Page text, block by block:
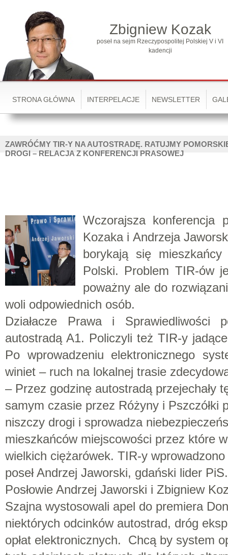
Zbigniew Kozak
poseł na sejm Rzeczypospolitej Polskiej V i VI
kadencji
STRONA GŁÓWNA INTERPELACJE NEWSLETTER
ZAWRÓĆMY TIR-Y NA AUTOSTRADĘ. RATUJMY
DROGI – RELACJA Z KONFERENCJI PRASOWEJ
Wczorajsza konferencja
Kozaka i Andrzeja
borykają się
Polski. Problem TIR-ów
poważny ale do
woli odpowiednich osób.
Działacze Prawa i Sprawiedliwości
autostradą A1. Policzyli też TIR-y
Po wprowadzeniu elektronicznego
winiet – ruch na lokalnej trasie
– Przez godzinę autostradą przejechały
samym czasie przez Różyny i Pszczółki
niszczy drogi i sprowadza
mieszkańców miejscowości przez które
wielkich ciężarówek. TIR-y
poseł Andrzej Jaworski, gdański lider PiS.
Posłowie Andrzej Jaworski i Zbigniew
Szajna wystosowali apel do premiera
niektórych odcinków autostrad, dróg
opłat elektronicznych. Chcą by system